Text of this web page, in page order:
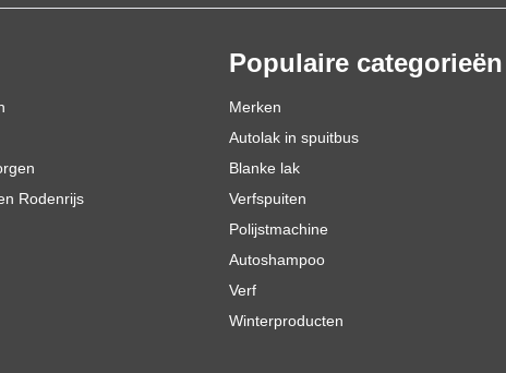
Rodenrijs
Populaire categorieën
Merken
Autolak in spuitbus
Blanke lak
Verfspuiten
Polijstmachine
Autoshampoo
Verf
Winterproducten